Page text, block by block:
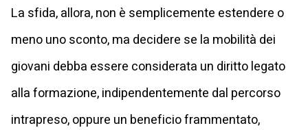
La sfida, allora, non è semplicemente estendere o
meno uno sconto, ma decidere se la mobilità dei
giovani debba essere considerata un diritto legato
alla formazione, indipendentemente dal percorso
intrapreso, oppure un beneficio frammentato,